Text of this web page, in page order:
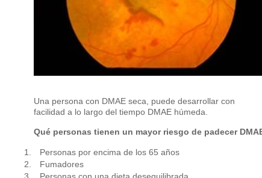
Una persona con DMAE seca, puede desarrollar con
facilidad a lo largo del tiempo DMAE húmeda.
Qué personas tienen un mayor riesgo de padecer
Personas por encima de los 65 años
Fumadores